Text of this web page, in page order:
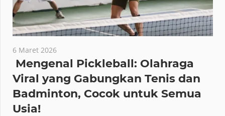
6 Maret 2026
Mengenal Pickleball: Olahraga
Viral yang Gabungkan Tenis dan
Badminton, Cocok untuk Semua
Usia!